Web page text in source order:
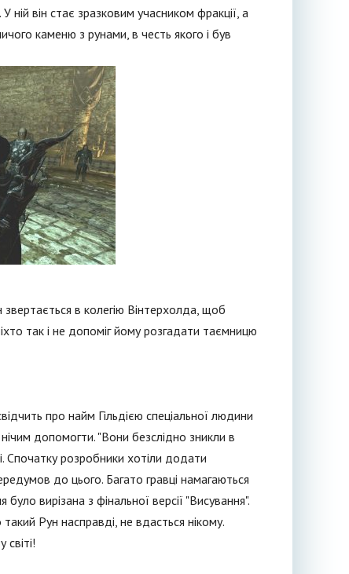
ній він стає зразковим учасником фракції, а
каменю з рунами, в честь якого і був
звертається в колегію Вінтерхолда, щоб
так і не допоміг йому розгадати таємницю
про найм Гільдією спеціальної людини
допомогти. "Вони безслідно зникли в
Спочатку розробники хотіли додати
до цього. Багато гравці намагаються
вирізана з фінальної версії "Висування".
Рун насправді, не вдасться нікому.